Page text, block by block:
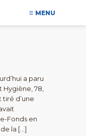
MENU
a paru
78,
tiré d’une
Fonds en
la […]